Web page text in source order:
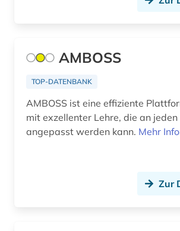
annotierte sprachdatenbank (1)
anpassung (1)
anschrift (1)
anthologie (2)
Kanada (11)
Korea (1)
Kroatien (1)
Lettland (3)
AMBOSS
TOP-DATENBANK
AMBOSS ist eine effiziente
mit exzellenter Lehre, die an
angepasst werden kann. Mehr
Zur